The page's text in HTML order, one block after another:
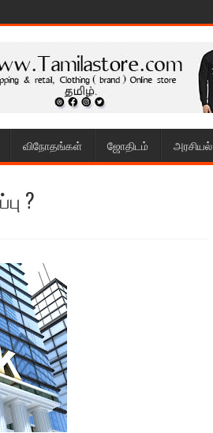
விநோதங்கள் ஜோதிடம் அரசியல்
?